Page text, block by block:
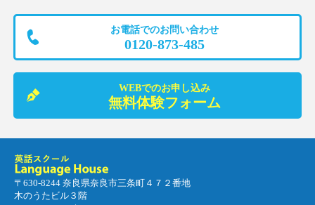
お電話でのお問い合わせ
0120-873-485
WEBでのお申し込み
無料体験フォーム
〒630-8244 奈良県奈良市三条町４７２番地
木のうたビル３階